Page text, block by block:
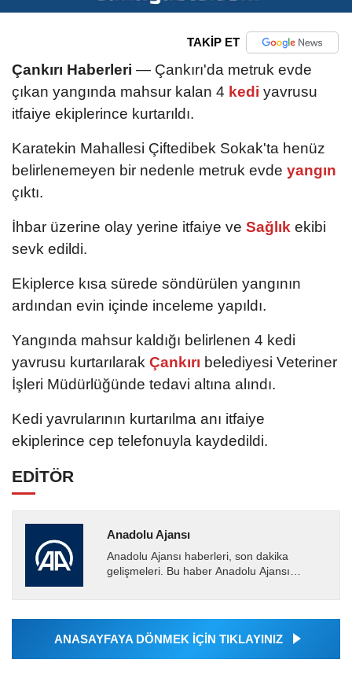
TAKİP ET
Çankırı Haberleri — Çankırı'da metruk evde
çıkan yangında mahsur kalan 4 kedi yavrusu
itfaiye ekiplerince kurtarıldı.
Karatekin Mahallesi Çiftedibek Sokak'ta henüz
belirlenemeyen bir nedenle metruk evde yangın
çıktı.
İhbar üzerine olay yerine itfaiye ve Sağlık ekibi
sevk edildi.
Ekiplerce kısa sürede söndürülen yangının
ardından evin içinde inceleme yapıldı.
Yangında mahsur kaldığı belirlenen 4 kedi
yavrusu kurtarılarak Çankırı belediyesi Veteriner
İşleri Müdürlüğünde tedavi altına alındı.
Kedi yavrularının kurtarılma anı itfaiye
ekiplerince cep telefonuyla kaydedildi.
EDİTÖR
Anadolu Ajansı
Anadolu Ajansı haberleri, son dakika
gelişmeleri. Bu haber Anadolu Ajansı
tarafından geçilen tüm...
ANASAYFAYA DÖNMEK İÇİN TIKLAYINIZ